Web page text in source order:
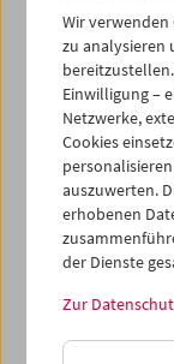
23
30
31
iCalender
Programmheft-
English
< Vorherige Woche
Wir
zu analysieren
Einwilligung –
Netzwerke,
Cookies
auszuwerten.
erhobenen
der Dienste
Zur